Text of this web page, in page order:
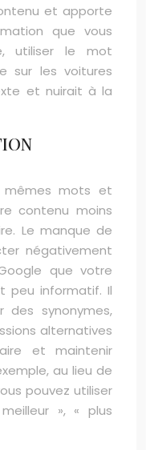
et apporte
que vous
utiliser le mot
sur les voitures
et nuirait à la
mêmes mots et
contenu moins
Le manque de
négativement
que votre
peu informatif. Il
des synonymes,
alternatives
et maintenir
au lieu de
pouvez utiliser
», « plus